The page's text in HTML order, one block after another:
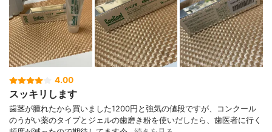
4.00
スッキリします
歯茎が腫れたから買いました1200円と強気の値段ですが、コンクール
のうがい薬のタイプとジェルの歯磨き粉を使いだしたら、歯医者に行く